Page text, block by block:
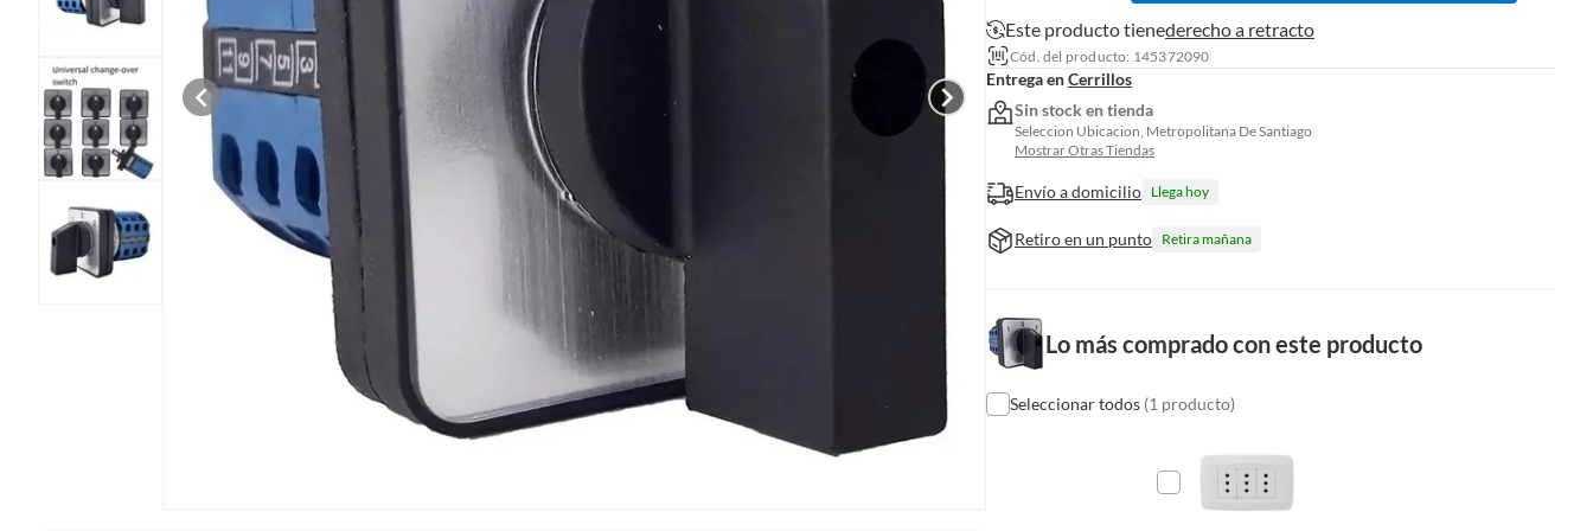
Este producto tienederecho a retracto
Cód. del producto: 145372090
Entrega enCerrillos
Sin stock en tienda
Seleccion Ubicacion, Metropolitana De Santiago
Mostrar Otras Tiendas
Envío a domicilio Llega hoy
Retiro en un punto Retira mañana
Lo más comprado con este producto
Seleccionar todos (1 producto)